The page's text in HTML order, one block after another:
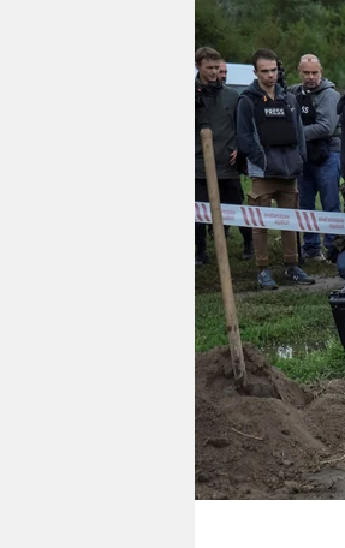
berlin
nord
wahrheit
verlag
verlag
veranstaltungen
shop
fragen & hilfe
unterstützen
abo
genossenschaft